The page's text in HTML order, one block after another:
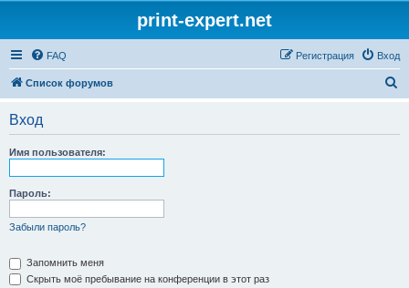
print-expert.net
FAQ Вход
Регистрация
Список форумов
Вход
Имя пользователя:
Пароль:
Забыли пароль?
Запомнить меня
Скрыть моё пребывание на конференции в этот раз